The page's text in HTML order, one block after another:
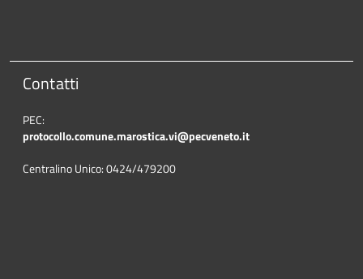
Contatti
PEC:
protocollo.comune.marostica.vi@pecveneto.it
Centralino Unico: 0424/479200